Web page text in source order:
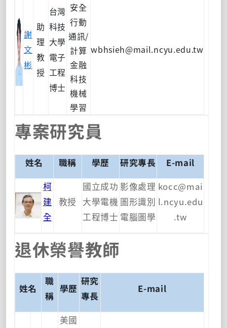
謝
文
彬
助
理
教
授
台灣
科技
大學
電子
工程
博士
安全
行動
通訊/
計算
金融
科技
機械
學習
wbhsieh@mail.ncyu.edu.tw
專案研究員
姓名 職稱 學歷 研究專長
E-mail
柯
建
全
教授
國立成功
大學電機
工程博士
影像處理
圖形識別
電腦圖學
kocc@mai
l.ncyu.edu
.tw
退休榮譽教師
姓名
職
稱
學歷
研究
專長
E-mail
美國